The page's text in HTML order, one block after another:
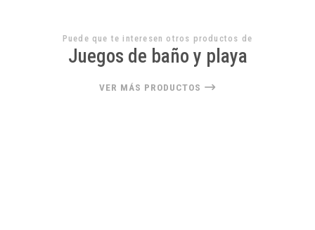
Puede que te interesen otros productos de
Juegos de baño y playa
VER MÁS PRODUCTOS